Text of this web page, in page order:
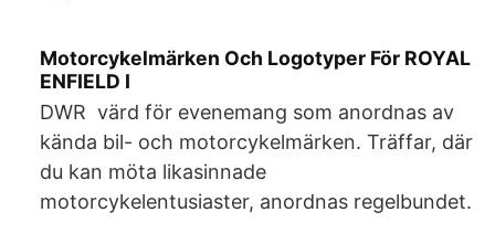
Motorcykelmärken Och Logotyper För ROYAL
ENFIELD I
DWR värd för evenemang som anordnas av
kända bil- och motorcykelmärken. Träffar, där
du kan möta likasinnade
motorcykelentusiaster, anordnas regelbundet.